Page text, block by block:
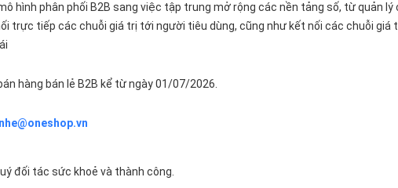
hình phân phối B2B sang việc tập trung mở rộng các nền tảng số, từ quản
trực tiếp các chuỗi giá trị tới người tiêu dùng, cũng như kết nối các chuỗi giá
hàng bán lẻ B2B kể từ ngày 01/07/2026.
đối tác sức khoẻ và thành công.